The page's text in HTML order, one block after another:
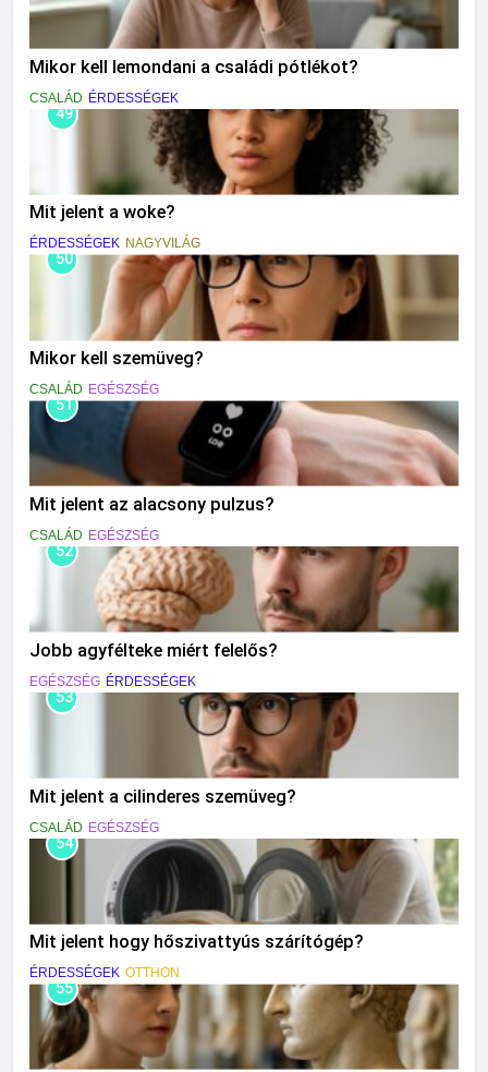
Mikor kell lemondani a családi pótlékot?
CSALÁD ÉRDESSÉGEK
49
Mit jelent a woke?
ÉRDESSÉGEK NAGYVILÁG
50
Mikor kell szemüveg?
CSALÁD EGÉSZSÉG
51
Mit jelent az alacsony pulzus?
CSALÁD EGÉSZSÉG
52
Jobb agyfélteke miért felelős?
EGÉSZSÉG ÉRDESSÉGEK
53
Mit jelent a cilinderes szemüveg?
CSALÁD EGÉSZSÉG
54
Mit jelent hogy hőszivattyús szárítógép?
ÉRDESSÉGEK OTTHON
55